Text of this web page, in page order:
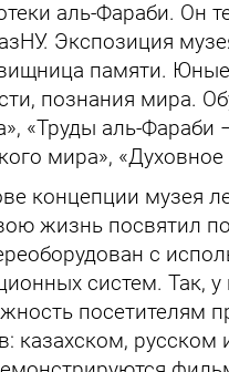
аль-Фараби. Он
Экспозиция
памяти.
познания мира.
«Труды аль-Фараби
мира»,
концепции музея
жизнь посвятил
с
систем. Так,
посетителям
казахском,